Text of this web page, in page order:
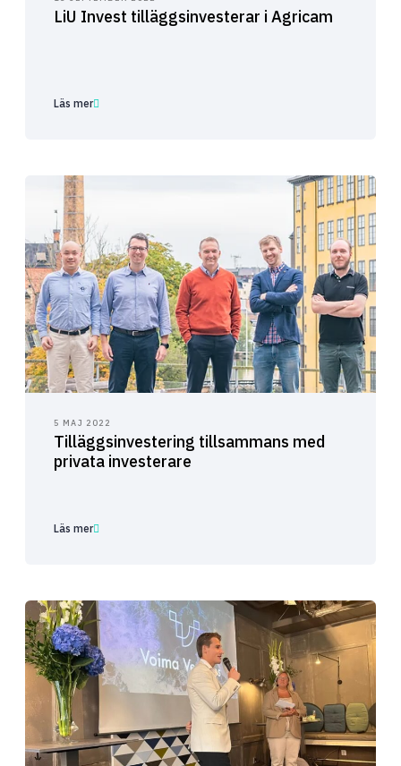
LiU Invest tilläggsinvesterar i Agricam
Läs mer
5 MAJ 2022
Tilläggsinvestering tillsammans med
privata investerare
Läs mer